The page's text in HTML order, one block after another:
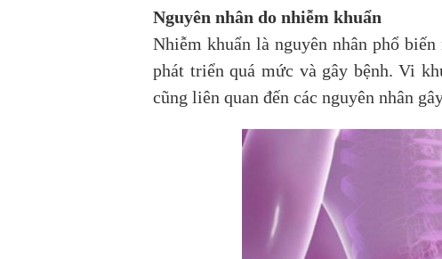
Nguyên nhân do nhiễm khuẩn
Nhiễm khuẩn là nguyên nhân phổ
phát triển quá mức và gây bệnh. Vi
cũng liên quan đến các nguyên nhân